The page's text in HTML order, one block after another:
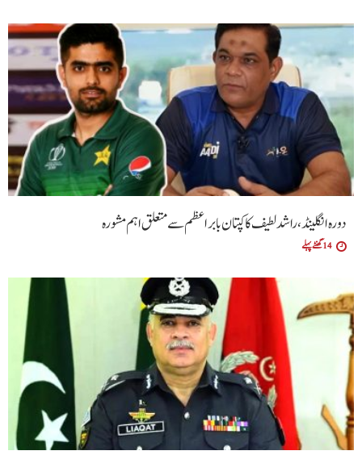
دورہ انگلینڈ، راشد لطیف کا کپتان بابر اعظم سے متعلق اہم مشورہ
14 گھنٹے پہلے